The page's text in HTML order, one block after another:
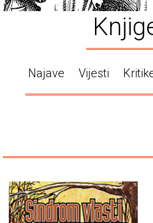
Najave Vijesti